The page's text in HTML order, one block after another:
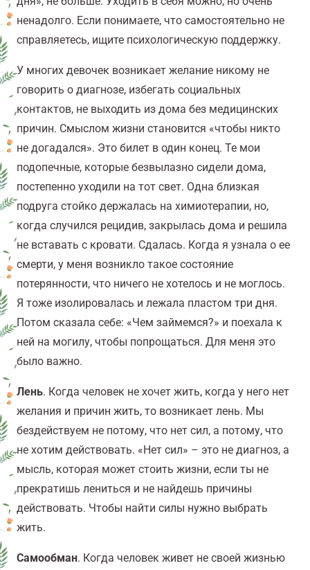
ненадолго. Если понимаете, что самостоятельно не
справляетесь, ищите психологическую поддержку.
У многих девочек возникает желание никому не
говорить о диагнозе, избегать социальных
контактов, не выходить из дома без медицинских
причин. Смыслом жизни становится «чтобы никто
не догадался». Это билет в один конец. Те мои
подопечные, которые безвылазно сидели дома,
постепенно уходили на тот свет. Одна близкая
подруга стойко держалась на химиотерапии, но,
когда случился рецидив, закрылась дома и решила
не вставать с кровати. Сдалась. Когда я узнала о ее
смерти, у меня возникло такое состояние
потерянности, что ничего не хотелось и не моглось.
Я тоже изолировалась и лежала пластом три дня.
Потом сказала себе: «Чем займемся?» и поехала к
ней на могилу, чтобы попрощаться. Для меня это
было важно.
Лень. Когда человек не хочет жить, когда у него нет
желания и причин жить, то возникает лень. Мы
бездействуем не потому, что нет сил, а потому, что
не хотим действовать. «Нет сил» – это не диагноз, а
мысль, которая может стоить жизни, если ты не
прекратишь лениться и не найдешь причины
действовать. Чтобы найти силы нужно выбрать
жить.
Самообман. Когда человек живет не своей жизнью